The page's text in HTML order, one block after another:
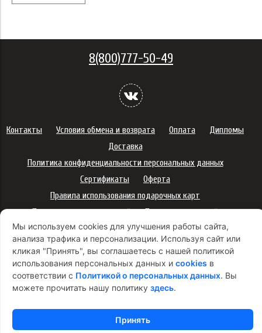
Мы используем cookies для улучшения работы сайта,
анализа трафика и персонализации. Используя сайт или
кликая "Принять", вы соглашаетесь с нашей политикой
использования персональных данных и cookies в
соответствии с Политикой о персональных данных. Вы
можете прочитать нашу политику здесь.
Принять
8(800)777-50-49
Контакты Условия обмена и возврата Оплата
Дипломы
Доставка
Политика конфиденциальности персональных данных
Сертификаты
Оферта
Правила использования подарочных карт
Правила ухода за одеждой
Политика платежей
Условия использования Cookie-файлов
Согласие на рекламную рассылку